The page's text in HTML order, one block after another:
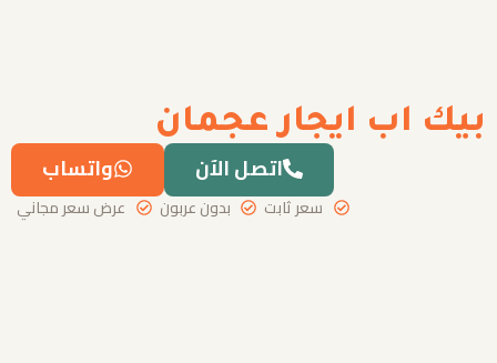
بيك اب ايجار عجمان
واتساب اتصل الآن
عرض سعر مجاني بدون عربون سعر ثابت